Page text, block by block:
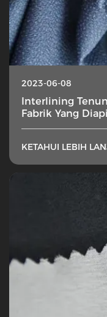
2023-06-08
Interlining
Fabrik Yang
KETAHUI LEBIH